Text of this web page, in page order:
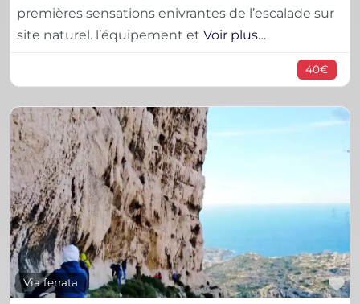
premières sensations enivrantes de l’escalade sur
site naturel. l’équipement et Voir plus…
40€
Via ferrata